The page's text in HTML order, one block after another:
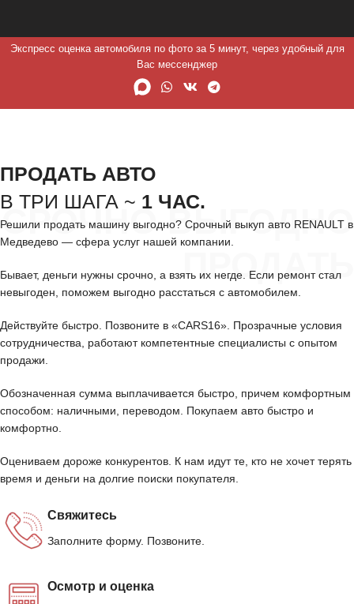
Экспресс оценка автомобиля по фото за 5 минут, через удобный для
Вас мессенджер
СРОЧНО ВЫГОДНО
ПРОДАТЬ
ПРОДАТЬ АВТО
В ТРИ ШАГА ~ 1 ЧАС.
Решили продать машину выгодно? Срочный выкуп авто RENAULT в
Медведево — сфера услуг нашей компании.
Бывает, деньги нужны срочно, а взять их негде. Если ремонт стал
невыгоден, поможем выгодно расстаться с автомобилем.
Действуйте быстро. Позвоните в «CARS16». Прозрачные условия
сотрудничества, работают компетентные специалисты с опытом
продажи.
Обозначенная сумма выплачивается быстро, причем комфортным
способом: наличными, переводом. Покупаем авто быстро и
комфортно.
Оцениваем дороже конкурентов. К нам идут те, кто не хочет терять
время и деньги на долгие поиски покупателя.
Свяжитесь
Заполните форму. Позвоните.
Осмотр и оценка